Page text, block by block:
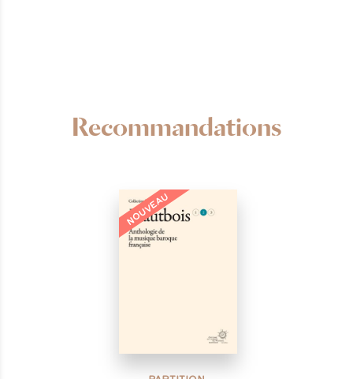
Recommandations